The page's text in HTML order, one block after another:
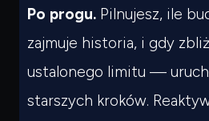
Po progu. Pilnujesz, ile
zajmuje historia, i gdy
ustalonego limitu —
starszych kroków.